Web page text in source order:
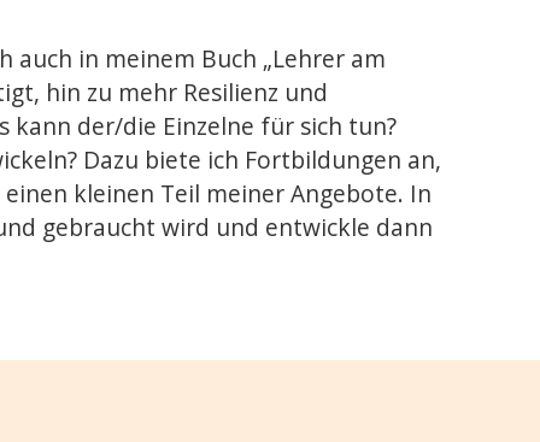
auch in meinem Buch „Lehrer am
hin zu mehr Resilienz und
kann der/die Einzelne für sich tun?
Dazu biete ich Fortbildungen an,
kleinen Teil meiner Angebote. In
gebraucht wird und entwickle dann